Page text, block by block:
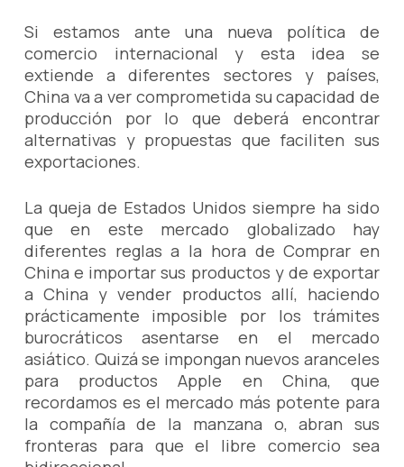
Si estamos ante una nueva política de
comercio internacional y esta idea se
extiende a diferentes sectores y países,
China va a ver comprometida su capacidad de
producción por lo que deberá encontrar
alternativas y propuestas que faciliten sus
exportaciones.
La queja de Estados Unidos siempre ha sido
que en este mercado globalizado hay
diferentes reglas a la hora de Comprar en
China e importar sus productos y de exportar
a China y vender productos allí, haciendo
prácticamente imposible por los trámites
burocráticos asentarse en el mercado
asiático. Quizá se impongan nuevos aranceles
para productos Apple en China, que
recordamos es el mercado más potente para
la compañía de la manzana o, abran sus
fronteras para que el libre comercio sea